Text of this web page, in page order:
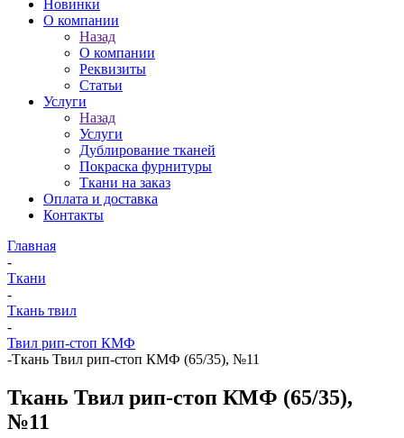
Новинки
О компании
Назад
О компании
Реквизиты
Статьи
Услуги
Назад
Услуги
Дублирование тканей
Покраска фурнитуры
Ткани на заказ
Оплата и доставка
Контакты
Главная
-
Ткани
-
Ткань твил
-
Твил рип-стоп КМФ
-Ткань Твил рип-стоп КМФ (65/35), №11
Ткань Твил рип-стоп КМФ (65/35),
№11